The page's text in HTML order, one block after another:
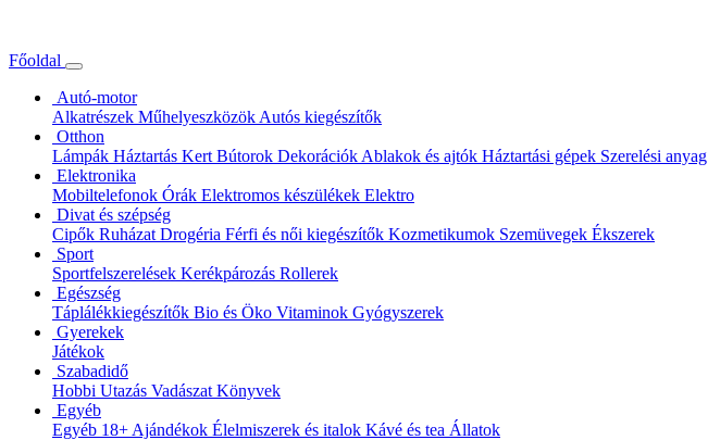
Főoldal
Autó-motor
Alkatrészek Műhelyeszközök Autós kiegészítők
Otthon
Lámpák Háztartás Kert Bútorok Dekorációk Ablakok és ajtók Háztartási gépek Szerelési anyag
Elektronika
Mobiltelefonok Órák Elektromos készülékek Elektro
Divat és szépség
Cipők Ruházat Drogéria Férfi és női kiegészítők Kozmetikumok Szemüvegek Ékszerek
Sport
Sportfelszerelések Kerékpározás Rollerek
Egészség
Táplálékkiegészítők Bio és Öko Vitaminok Gyógyszerek
Gyerekek
Játékok
Szabadidő
Hobbi Utazás Vadászat Könyvek
Egyéb
Egyéb 18+ Ajándékok Élelmiszerek és italok Kávé és tea Állatok